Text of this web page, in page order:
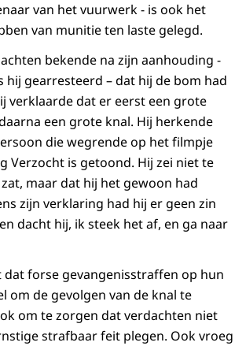
van het vuurwerk - is ook het
van munitie ten laste gelegd.
bekende na zijn aanhouding -
hij gearresteerd – dat hij de bom had
verklaarde dat er eerst een grote
een grote knal. Hij herkende
die wegrende op het filmpje
Verzocht is getoond. Hij zei niet te
maar dat hij het gewoon had
zijn verklaring had hij er geen zin
dacht hij, ik steek het af, en ga naar
dat forse gevangenisstraffen op hun
om de gevolgen van de knal te
om te zorgen dat verdachten niet
strafbaar feit plegen. Ook vroeg